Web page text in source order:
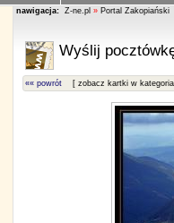
nawigacja: Z-ne.pl » Portal Zakopiański
Wyślij
«« powrót [ zobacz kartki w